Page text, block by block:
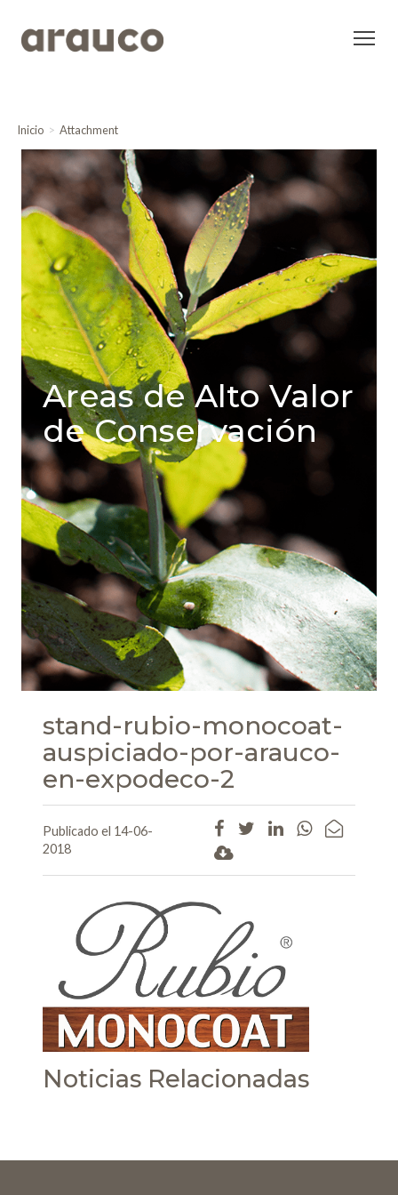
Inicio Attachment
Areas de Alto Valor
de Conservación
stand-rubio-monocoat-
auspiciado-por-arauco-
en-expodeco-2
Publicado el 14-06-
2018
Noticias Relacionadas